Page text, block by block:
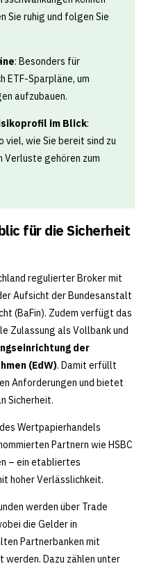
Sie ruhig und folgen Sie
: Besonders für
ETF-Sparpläne, um
aufzubauen.
im Blick:
viel, wie Sie bereit sind zu
Verluste gehören zum
für die Sicherheit
regulierter Broker mit
Aufsicht der Bundesanstalt
(BaFin). Zudem verfügt das
Zulassung als Vollbank und
der
(EdW). Damit erfüllt
Anforderungen und bietet
Sicherheit.
Wertpapierhandels
Partnern wie HSBC
– ein etabliertes
hoher Verlässlichkeit.
werden über Trade
die Gelder in
Partnerbanken mit
werden. Dazu zählen unter